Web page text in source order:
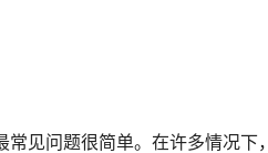
见问题很简单。在许多情况下，